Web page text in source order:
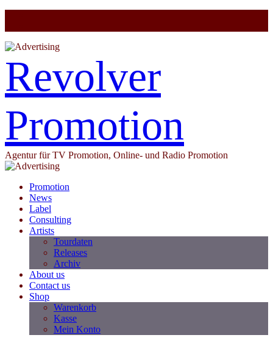
Revolver
Promotion
Agentur für TV Promotion, Online- und Radio Promotion
Promotion
News
Label
Consulting
Artists
Tourdaten
Releases
Archiv
About us
Contact us
Shop
Warenkorb
Kasse
Mein Konto